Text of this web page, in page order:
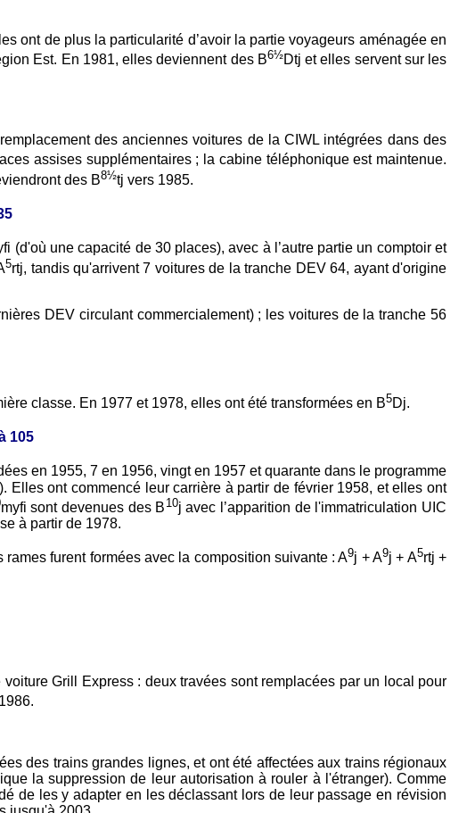
ont de plus la particularité d’avoir la partie voyageurs aménagée en
Est. En 1981, elles deviennent des B6½Dtj et elles servent sur les
des anciennes voitures de la CIWL intégrées dans des
assises supplémentaires ; la cabine téléphonique est maintenue.
des B8½tj vers 1985.
(d'où une capacité de 30 places), avec à l’autre partie un comptoir et
5rtj, tandis qu'arrivent 7 voitures de la tranche DEV 64, ayant d'origine
DEV circulant commercialement) ; les voitures de la tranche 56
classe. En 1977 et 1978, elles ont été transformées en B5Dj.
105
en 1955, 7 en 1956, vingt en 1957 et quarante dans le programme
ont commencé leur carrière à partir de février 1958, et elles ont
myfi sont devenues des B 10j avec l’apparition de l'immatriculation UIC
à partir de 1978.
furent formées avec la composition suivante : A9j + A9j + A5rtj +
Grill Express : deux travées sont remplacées par un local pour
des trains grandes lignes, et ont été affectées aux trains régionaux
la suppression de leur autorisation à rouler à l'étranger). Comme
de les y adapter en les déclassant lors de leur passage en révision